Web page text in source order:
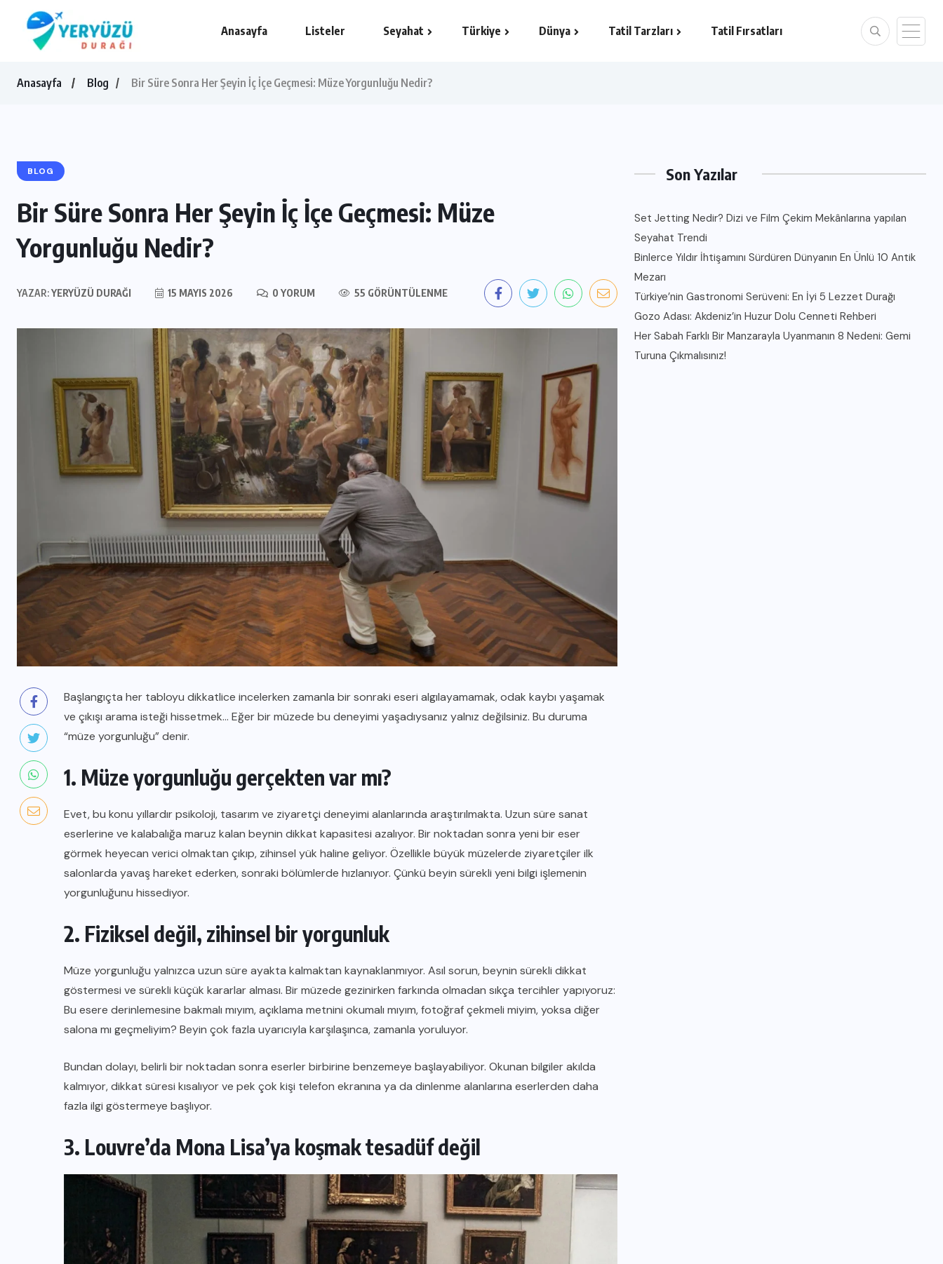
Anasayfa Listeler Seyahat Türkiye Dünya Tatil Tarzları Tatil Fırsatları
Anasayfa Blog Bir Süre Sonra Her Şeyin İç İçe Geçmesi: Müze Yorgunluğu Nedir?
BLOG
Bir Süre Sonra Her Şeyin İç İçe Geçmesi: Müze
Yorgunluğu Nedir?
YAZAR:YERYÜZÜ DURAĞI 15 MAYIS 2026 0 YORUM 55 GÖRÜNTÜLENME
Başlangıçta her tabloyu dikkatlice incelerken zamanla bir sonraki eseri algılayamamak, odak kaybı yaşamak
ve çıkışı arama isteği hissetmek… Eğer bir müzede bu deneyimi yaşadıysanız yalnız değilsiniz. Bu duruma
“müze yorgunluğu” denir.
1. Müze yorgunluğu gerçekten var mı?
Evet, bu konu yıllardır psikoloji, tasarım ve ziyaretçi deneyimi alanlarında araştırılmakta. Uzun süre sanat
eserlerine ve kalabalığa maruz kalan beynin dikkat kapasitesi azalıyor. Bir noktadan sonra yeni bir eser
görmek heyecan verici olmaktan çıkıp, zihinsel yük haline geliyor. Özellikle büyük müzelerde ziyaretçiler ilk
salonlarda yavaş hareket ederken, sonraki bölümlerde hızlanıyor. Çünkü beyin sürekli yeni bilgi işlemenin
yorgunluğunu hissediyor.
2. Fiziksel değil, zihinsel bir yorgunluk
Müze yorgunluğu yalnızca uzun süre ayakta kalmaktan kaynaklanmıyor. Asıl sorun, beynin sürekli dikkat
göstermesi ve sürekli küçük kararlar alması. Bir müzede gezinirken farkında olmadan sıkça tercihler yapıyoruz:
Bu esere derinlemesine bakmalı mıyım, açıklama metnini okumalı mıyım, fotoğraf çekmeli miyim, yoksa diğer
salona mı geçmeliyim? Beyin çok fazla uyarıcıyla karşılaşınca, zamanla yoruluyor.
Bundan dolayı, belirli bir noktadan sonra eserler birbirine benzemeye başlayabiliyor. Okunan bilgiler akılda
kalmıyor, dikkat süresi kısalıyor ve pek çok kişi telefon ekranına ya da dinlenme alanlarına eserlerden daha
fazla ilgi göstermeye başlıyor.
3. Louvre’da Mona Lisa’ya koşmak tesadüf değil
Son Yazılar
Set Jetting Nedir? Dizi ve Film Çekim Mekânlarına yapılan
Seyahat Trendi
Binlerce Yıldır İhtişamını Sürdüren Dünyanın En Ünlü 10 Antik
Mezarı
Türkiye’nin Gastronomi Serüveni: En İyi 5 Lezzet Durağı
Gozo Adası: Akdeniz’in Huzur Dolu Cenneti Rehberi
Her Sabah Farklı Bir Manzarayla Uyanmanın 8 Nedeni: Gemi
Turuna Çıkmalısınız!